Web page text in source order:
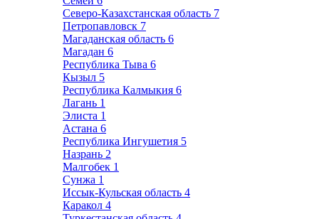
Северо-Казахстанская область 7
Петропавловск 7
Магаданская область 6
Магадан 6
Республика Тыва 6
Кызыл 5
Республика Калмыкия 6
Лагань 1
Элиста 1
Астана 6
Республика Ингушетия 5
Назрань 2
Малгобек 1
Сунжа 1
Иссык-Кульская область 4
Каракол 4